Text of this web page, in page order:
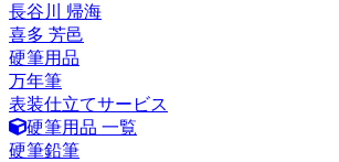
長谷川 帰海
喜多 芳邑
硬筆用品
万年筆
表装仕立てサービス
硬筆用品 一覧
硬筆鉛筆